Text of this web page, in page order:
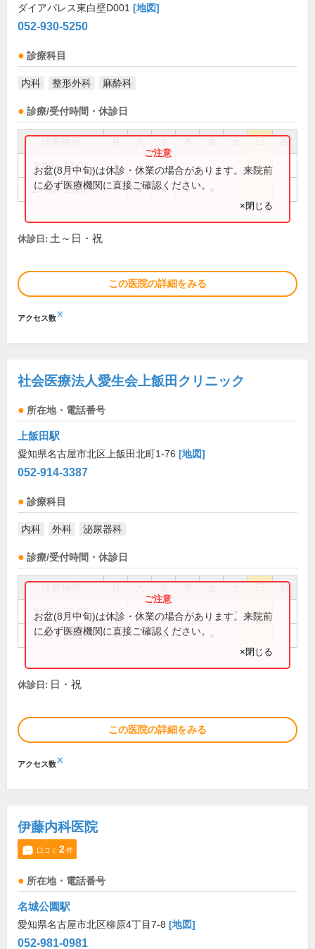
ダイアパレス東白壁D001 [地図]
052-930-5250
診療科目
内科 整形外科 麻酔科
診療/受付時間・休診日
祝
9:00～12:00 ●
17:00～20:00 ● ● ●
お盆(8月中旬)は休診・休業の場合があります。来院前
に必ず医療機関に直接ご確認ください。
×閉じる
休診日: 土～日・祝
この医院の詳細をみる
アクセス数※
社会医療法人愛生会上飯田クリニック
所在地・電話番号
上飯田駅
愛知県名古屋市北区上飯田北町1-76 [地図]
052-914-3387
診療科目
内科 外科 泌尿器科
診療/受付時間・休診日
祝
9:00～20:00 ● ●
9:00～23:30 ● ●
お盆(8月中旬)は休診・休業の場合があります。来院前
に必ず医療機関に直接ご確認ください。
×閉じる
休診日: 日・祝
この医院の詳細をみる
アクセス数※
伊藤内科医院
口コミ 2件
所在地・電話番号
名城公園駅
愛知県名古屋市北区柳原4丁目7-8 [地図]
052-981-0981